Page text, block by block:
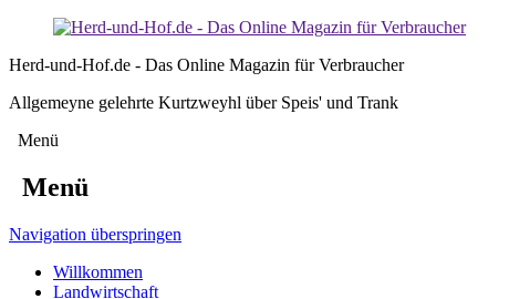
Herd-und-Hof.de - Das Online Magazin für Verbraucher
Allgemeyne gelehrte Kurtzweyhl über Speis' und Trank
Menü
Menü
Navigation überspringen
Willkommen
Landwirtschaft